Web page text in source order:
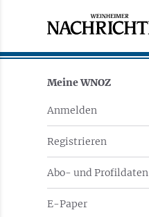
Meine WNOZ
Anmelden
Registrieren
Abo- und Profildaten
E-Paper